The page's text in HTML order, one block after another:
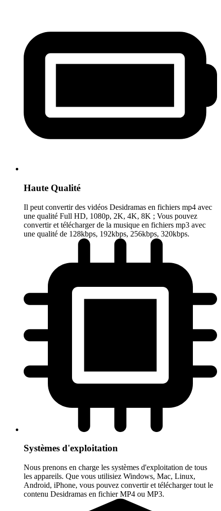
Haute Qualité
Il peut convertir des vidéos Desidramas en fichiers mp4 avec
une qualité Full HD, 1080p, 2K, 4K, 8K ; Vous pouvez
convertir et télécharger de la musique en fichiers mp3 avec
une qualité de 128kbps, 192kbps, 256kbps, 320kbps.
Systèmes d'exploitation
Nous prenons en charge les systèmes d'exploitation de tous
les appareils. Que vous utilisiez Windows, Mac, Linux,
Android, iPhone, vous pouvez convertir et télécharger tout le
contenu Desidramas en fichier MP4 ou MP3.